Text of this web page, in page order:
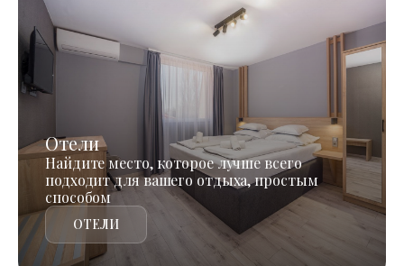
Отели
Найдите место, которое лучше всего
подходит для вашего отдыха, простым
способом
ОТЕЛИ